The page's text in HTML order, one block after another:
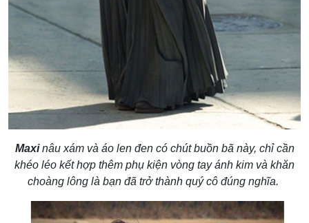
Maxinâu xám và áo len đen có chút buồn bã này, chỉ cần
khéo léo kết hợp thêm phụ kiện vòng tay ánh kim và khăn
choàng lông là bạn đã trở thành quý cô đúng nghĩa.